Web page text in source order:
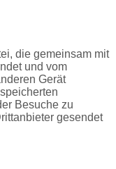
die gemeinsam mit
und vom
Gerät
Besuche zu
gesendet